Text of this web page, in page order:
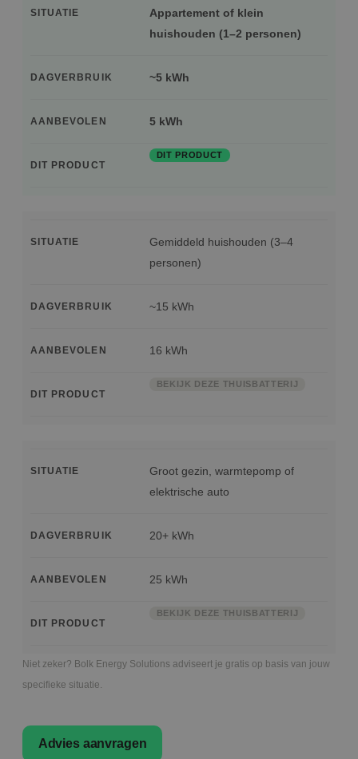
SITUATIE
Appartement of klein
huishouden (1–2 personen)
DAGVERBRUIK ~5 kWh
AANBEVOLEN 5 kWh
DIT PRODUCT
DIT PRODUCT
SITUATIE
Gemiddeld huishouden (3–4
personen)
DAGVERBRUIK ~15 kWh
AANBEVOLEN 16 kWh
DIT PRODUCT
BEKIJK DEZE THUISBATTERIJ
SITUATIE
Groot gezin, warmtepomp of
elektrische auto
DAGVERBRUIK 20+ kWh
AANBEVOLEN 25 kWh
DIT PRODUCT
BEKIJK DEZE THUISBATTERIJ
Niet zeker? Bolk Energy Solutions adviseert je gratis op basis van jouw
specifieke situatie.
Advies aanvragen